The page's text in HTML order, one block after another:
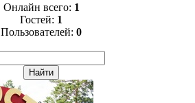
Онлайн всего: 1
Гостей: 1
Пользователей: 0